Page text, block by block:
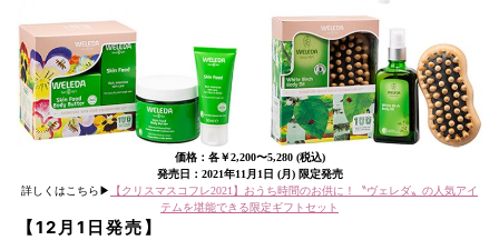
価格：各￥2,200〜5,280 (税込)
発売日：2021年11月1日 (月) 限定発売
詳しくはこちら▶︎
【クリスマスコフレ2021】おうち時間のお供に！〝ヴェレダ〟の人気アイ
テムを堪能できる限定ギフトセット
【12月1日発売】